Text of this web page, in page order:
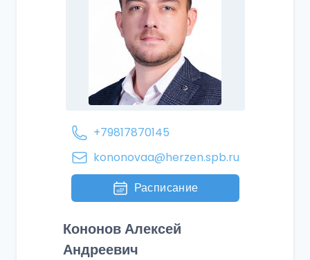
+79817870145
kononovaa@herzen.spb.ru
Расписание
Кононов Алексей
Андреевич